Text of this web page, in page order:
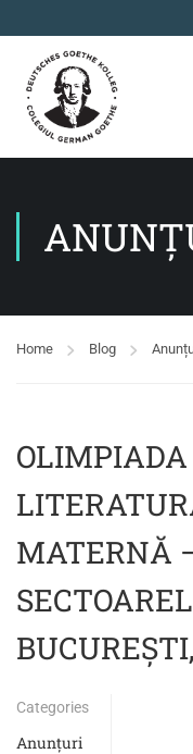
Home Blog
MATERNĂ
Categories
Anunțuri